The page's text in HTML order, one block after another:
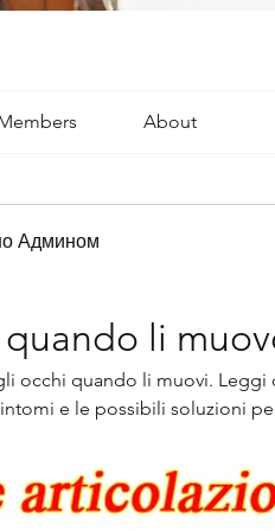
About
Админом
li
occhi quando li muovi. Leggi
e le possibili soluzioni